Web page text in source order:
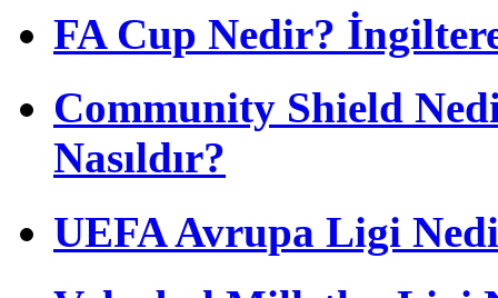
FA Cup Nedir?
Community Shield
Nasıldır?
UEFA Avrupa Ligi